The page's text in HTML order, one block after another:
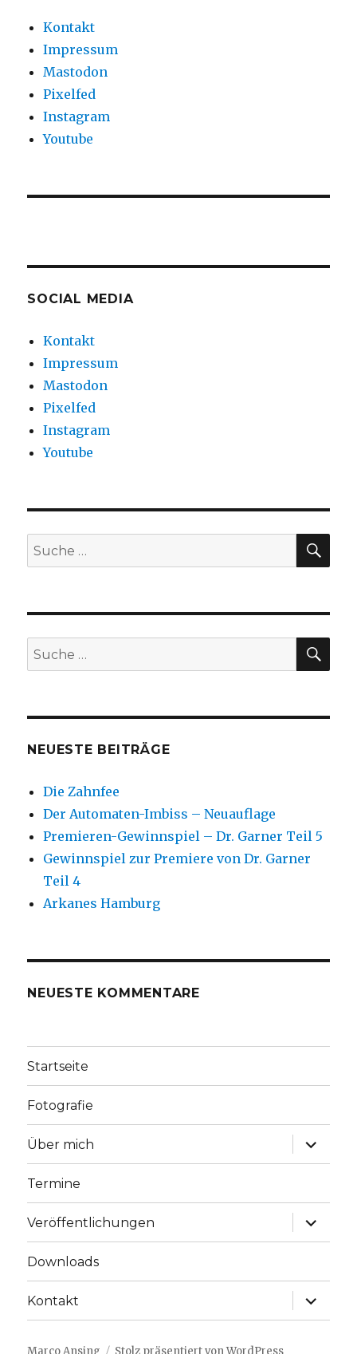
Kontakt
Impressum
Mastodon
Pixelfed
Instagram
Youtube
SOCIAL MEDIA
Kontakt
Impressum
Mastodon
Pixelfed
Instagram
Youtube
Suche
nach:
Suche
nach:
NEUESTE BEITRÄGE
Die Zahnfee
Der Automaten-Imbiss – Neuauflage
Premieren-Gewinnspiel – Dr. Garner Teil 5
Gewinnspiel zur Premiere von Dr. Garner
Teil 4
Arkanes Hamburg
NEUESTE KOMMENTARE
Startseite
Fotografie
Über mich
Termine
Veröffentlichungen
Downloads
Kontakt
Marco Ansing Stolz präsentiert von WordPress